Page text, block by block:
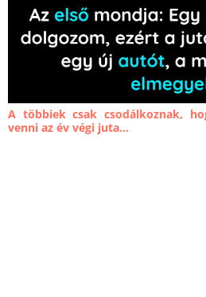
A többiek csak csodálkoznak,
venni az év végi juta...